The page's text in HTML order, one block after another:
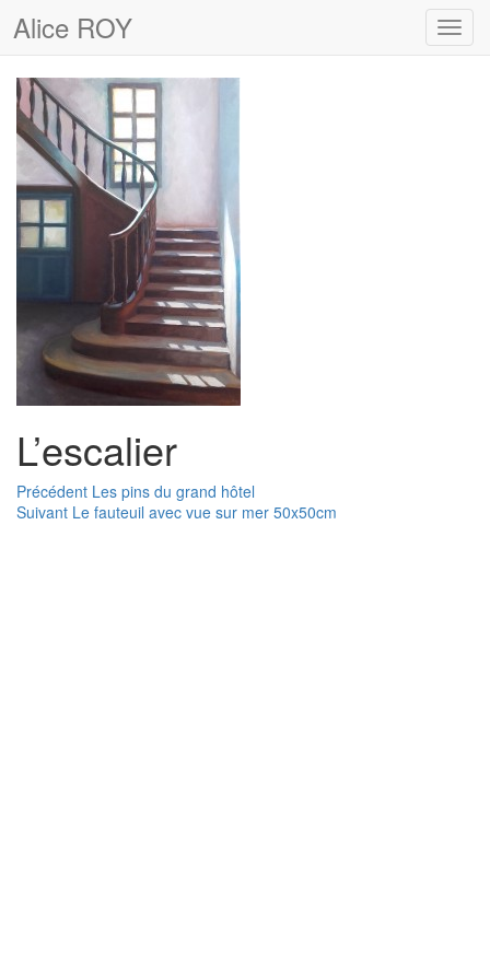
Alice ROY
L’escalier
Navigation
de
Précédent Article
précédent :
Les pins du grand hôtel
Suivant Article
Le fauteuil avec vue sur mer 50x50cm